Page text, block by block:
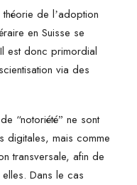
de lʼadoption
en Suisse se
est donc primordial
via des
“notoriétéˮ ne sont
digitales, mais comme
transversale, afin de
Dans le cas